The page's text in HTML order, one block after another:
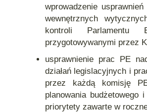
wprowadzenie
wewnętrznych
kontroli Parlamentu
przygotowywanymi przez
usprawnienie prac PE
działań legislacyjnych i
przez każdą komisję
planowania budżetowego
priorytety zawarte w